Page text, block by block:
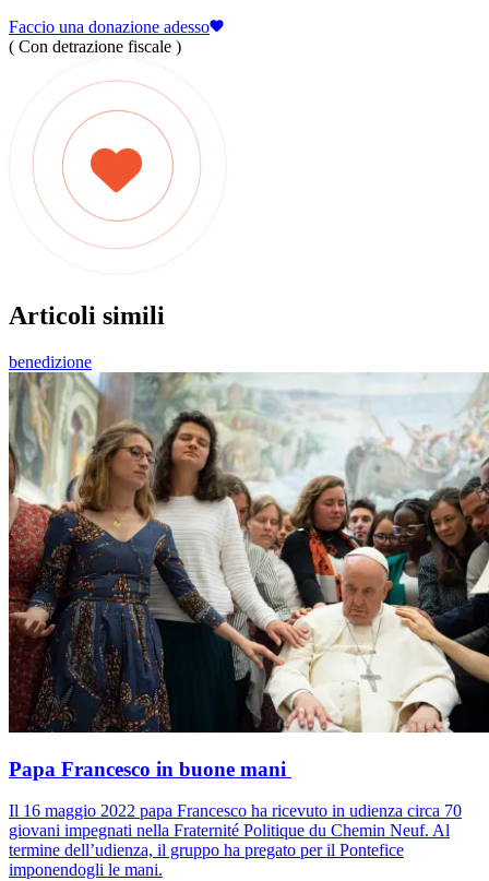
Faccio una donazione adesso
( Con detrazione fiscale )
Articoli simili
benedizione
Papa Francesco in buone mani
Il 16 maggio 2022 papa Francesco ha ricevuto in udienza circa 70
giovani impegnati nella Fraternité Politique du Chemin Neuf. Al
termine dell’udienza, il gruppo ha pregato per il Pontefice
imponendogli le mani.